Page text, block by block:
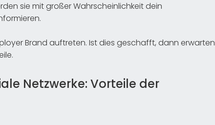
sie mit großer Wahrscheinlichkeit dein
Brand auftreten. Ist dies geschafft, dann erwarten
Netzwerke: Vorteile der